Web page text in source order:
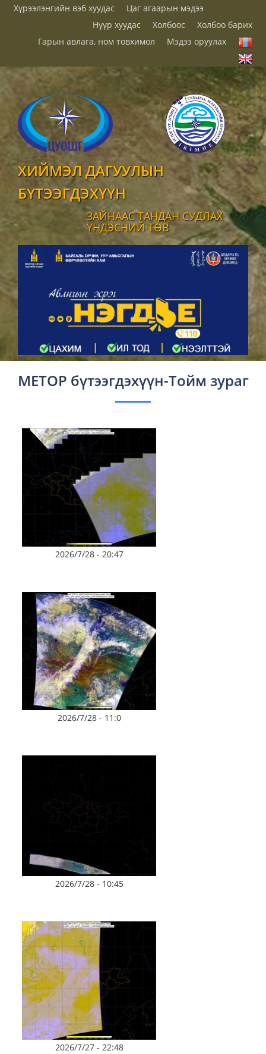
Хүрээлэнгийн вэб хуудас
Цаг агаарын мэдээ
Нүүр хуудас
Холбоос
Холбоо барих
Гарын авлага, ном товхимол
Мэдээ оруулах
ХИЙМЭЛ ДАГУУЛЫН
БҮТЭЭГДЭХҮҮН
ЗАЙНААС ТАНДАН СУДЛАХ
ҮНДЭСНИЙ ТӨВ
METOP бүтээгдэхүүн-Тойм зураг
2026/7/28 - 20:47
2026/7/28 - 11:0
2026/7/28 - 10:45
2026/7/27 - 22:48